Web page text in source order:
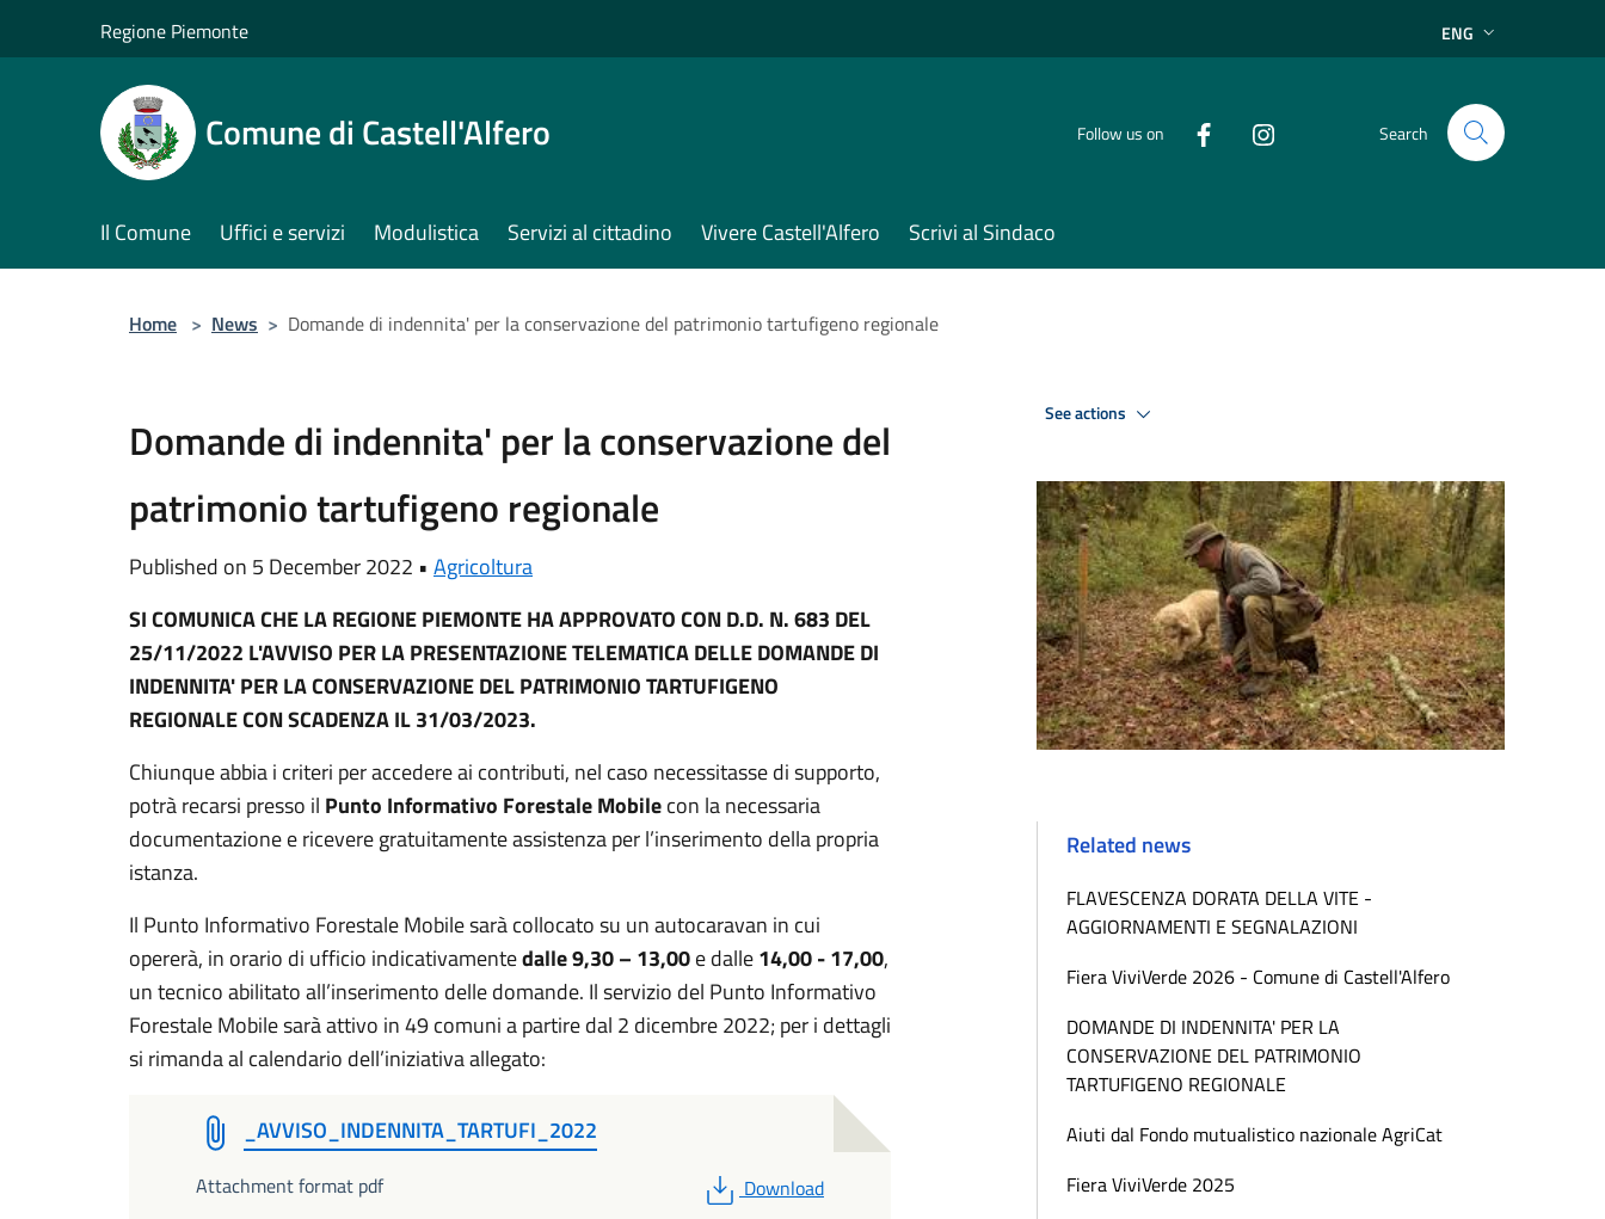
Regione Piemonte ENG
Comune di Castell'Alfero Follow us on Search
Il Comune Uffici e servizi Modulistica Servizi al cittadino Vivere Castell'Alfero Scrivi al Sindaco
Home > News > Domande di indennita' per la conservazione del patrimonio tartufigeno regionale
Domande di indennita' per la conservazione del
patrimonio tartufigeno regionale
Published on 5 December 2022 • Agricoltura
SI COMUNICA CHE LA REGIONE PIEMONTE HA APPROVATO CON D.D. N. 683 DEL
25/11/2022 L'AVVISO PER LA PRESENTAZIONE TELEMATICA DELLE DOMANDE DI
INDENNITA' PER LA CONSERVAZIONE DEL PATRIMONIO TARTUFIGENO
REGIONALE CON SCADENZA IL31/03/2023.
Chiunque abbia i criteri per accedere ai contributi, nel caso necessitasse di supporto,
potrà recarsi presso il Punto Informativo Forestale Mobilecon la necessaria
documentazione e ricevere gratuitamente assistenza per l’inserimento della propria
istanza.
Il Punto Informativo Forestale Mobile sarà collocato su un autocaravan in cui
opererà, in orario di ufficio indicativamentedalle 9,30 – 13,00e dalle14,00 - 17,00,
un tecnico abilitato all’inserimento delle domande. Il servizio del Punto Informativo
Forestale Mobile sarà attivo in 49 comuni a partire dal 2 dicembre 2022; per i dettagli
si rimanda al calendario dell’iniziativa allegato:
_AVVISO_INDENNITA_TARTUFI_2022
Attachment format pdf PDF
Download
See actions
Related news
FLAVESCENZA DORATA DELLA VITE -
AGGIORNAMENTI E SEGNALAZIONI
Fiera ViviVerde 2026 - Comune di Castell'Alfero
DOMANDE DI INDENNITA' PER LA
CONSERVAZIONE DEL PATRIMONIO
TARTUFIGENO REGIONALE
Aiuti dal Fondo mutualistico nazionale AgriCat
Fiera ViviVerde 2025